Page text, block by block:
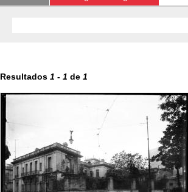
Resultados 1 - 1 de 1